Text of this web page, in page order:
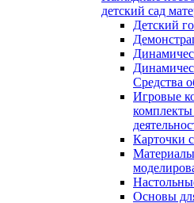
детский сад
Детский
Средства
Игровые
Карточки
Основы